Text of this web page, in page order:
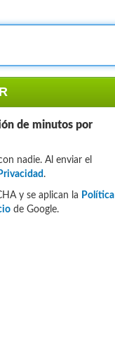
de minutos por
nadie. Al enviar el
.
y se aplican la Política
de Google.